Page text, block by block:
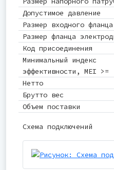
Допустимое давление
Размер входного фланца
Размер фланца
Код присоединения
Минимальный индекс
эффективности, MEI >=
Нетто
Брутто вес
Объем поставки
Схема подключений